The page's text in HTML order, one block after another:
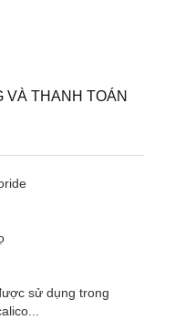
VÀ THANH TOÁN
sử dụng trong